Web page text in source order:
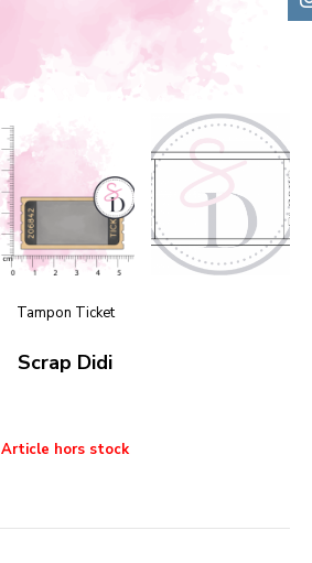
Tampon Ticket
Scrap Didi
Article hors stock